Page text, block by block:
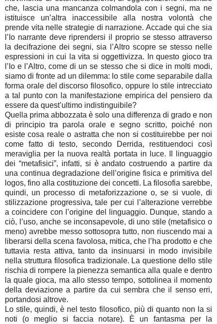
che, lascia una mancanza colmandola con i segni, ma ne
istituisce un’altra inaccessibile alla nostra volontà che
prende vita nelle strategie di narrazione. Accade qui che sia
l’Io narrante deve riprendersi il proprio se stesso attraverso
la decifrazione dei segni, sia l’Altro scopre se stesso nelle
espressioni in cui la vita si oggettivizza. In questo gioco tra
l’Io e l’Altro, come di un se stesso che si dice in molti modi,
siamo di fronte ad un dilemma: lo stile come separabile dalla
forma orale del discorso filosofico, oppure lo stile intrecciato
a tal punto con la manifestazione empirica del pensiero da
essere da quest’ultimo indistinguibile?
Quella prima abbozzata è solo una differenza di grado e non
di principio tra parola orale e segno scritto, poiché non
esiste cosa reale o astratta che non si costituirebbe per noi
come fatto di testo, secondo Derrida, restituendoci così
meraviglia per la nuova realtà portata in luce. Il linguaggio
dei “metafisici”, infatti, si è andato costruendo a partire da
una continua degradazione dell’origine fisica e primitiva del
logos, fino alla costituzione dei concetti. La filosofia sarebbe,
quindi, un processo di metaforizzazione o, se si vuole, di
stilizzazione progressiva, tale per cui l’alterazione verrebbe
a coincidere con l’origine del linguaggio. Dunque, stando a
ciò, l’uso, anche se inconsapevole, di uno stile (metafisico o
meno) avrebbe messo sottosopra tutto, non riuscendo mai a
liberarsi della scena favolosa, mitica, che l’ha prodotto e che
tuttavia resta attiva, tanto da insinuarsi in modo invisibile
nella struttura filosofica tradizionale. La questione dello stile
rischia di rompere la pienezza semantica alla quale e dentro
la quale gioca, ma allo stesso tempo, sottolinea il momento
della deviazione a partire da cui sembra che il senso erri,
portandosi altrove.
Lo stile, quindi, è nel testo filosofico, più di quanto non la si
noti (o meglio si faccia notare). È un fantasma per la